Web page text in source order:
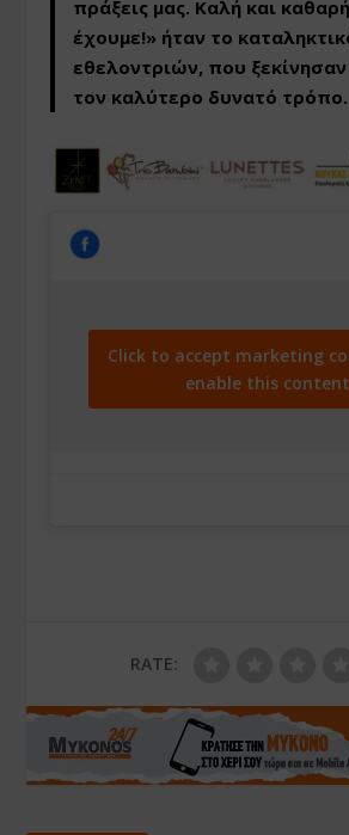
πράξεις μας. Καλή και
έχουμε!» ήταν το
εθελοντριών, που ξεκίνησαν
τον καλύτερο δυνατό τρόπο.
Click to accept marketing
enable this content
RATE: